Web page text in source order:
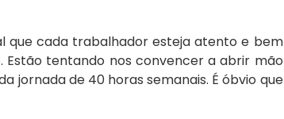
que cada trabalhador esteja atento e bem
tentando nos convencer a abrir mão
jornada de 40 horas semanais. É óbvio que